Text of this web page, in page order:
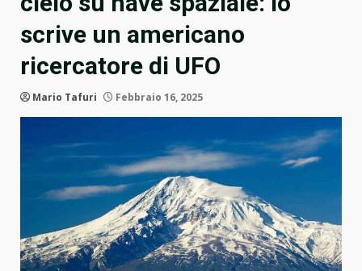
scrive un americano
ricercatore di UFO
Mario Tafuri Febbraio 16, 2025